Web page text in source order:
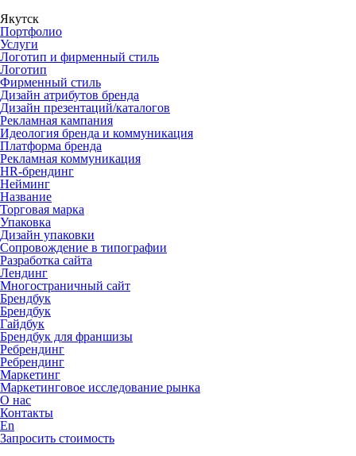
Якутск
Портфолио
Услуги
Логотип и фирменный стиль
Логотип
Фирменный стиль
Дизайн атрибутов бренда
Дизайн презентаций/каталогов
Рекламная кампания
Идеология бренда и коммуникация
Платформа бренда
Рекламная коммуникация
HR-брендинг
Нейминг
Название
Торговая марка
Упаковка
Дизайн упаковки
Сопровождение в типографии
Разработка сайта
Лендинг
Многостраничный сайт
Брендбук
Брендбук
Гайдбук
Брендбук для франшизы
Ребрендинг
Ребрендинг
Маркетинг
Маркетинговое исследование рынка
О нас
Контакты
En
Запросить стоимость